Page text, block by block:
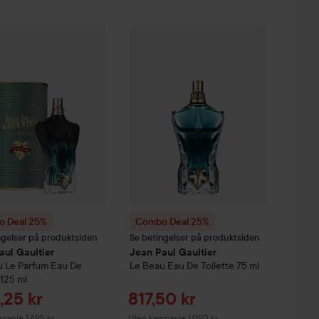
Deal 25%
på produktsiden
Gaultier
Le Parfum Eau De
125 ml
kr
Combo Deal 25%
Se betingelser på produktsiden
Jean Paul Gaultier
Le Beau Eau De Toilette 75 ml
Tilbudspris
817,50 kr